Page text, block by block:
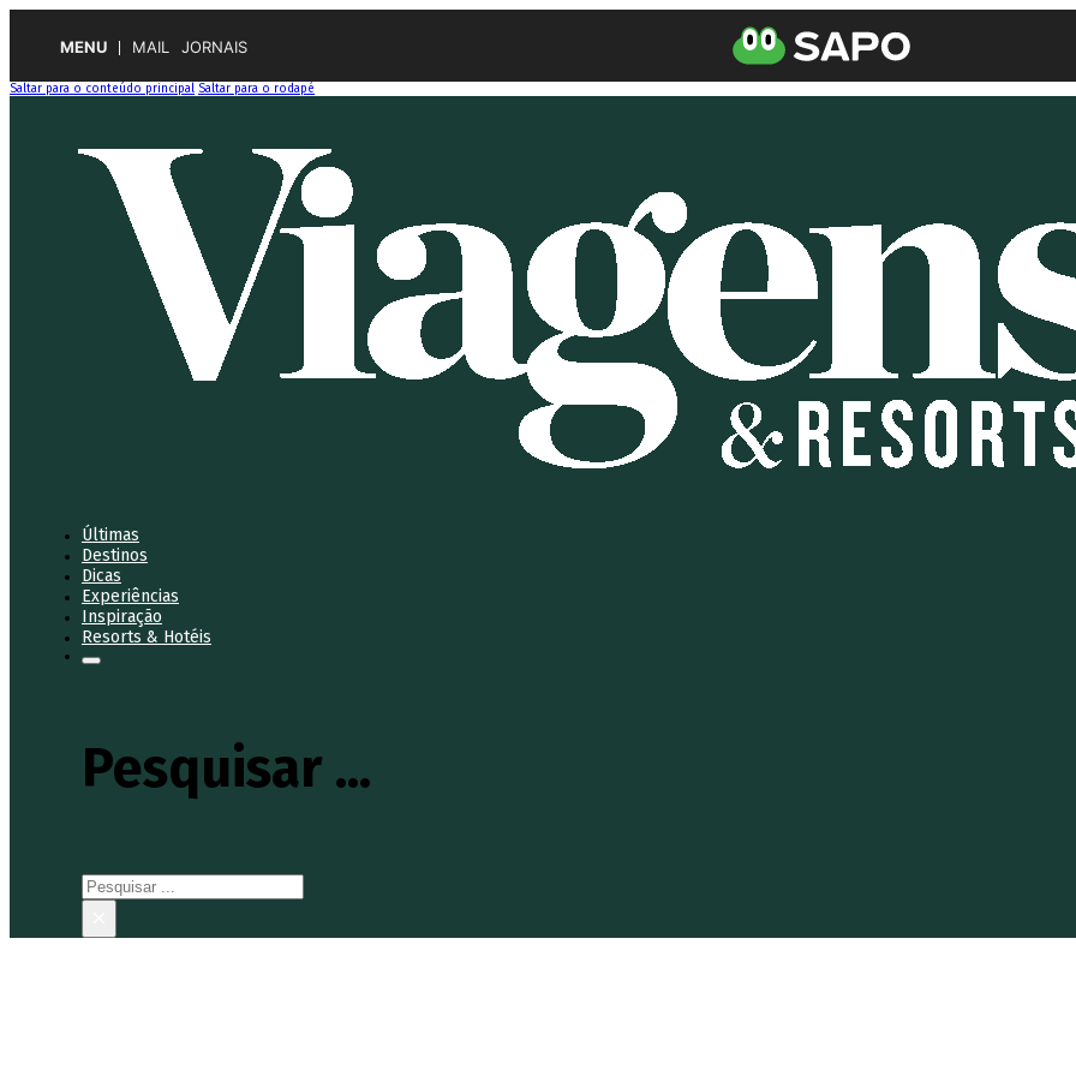
MENU MAIL JORNAIS
Saltar para o conteúdo principal Saltar para o rodapé
Últimas
Destinos
Dicas
Experiências
Inspiração
Resorts & Hotéis
Pesquisar ...
Pesquisar